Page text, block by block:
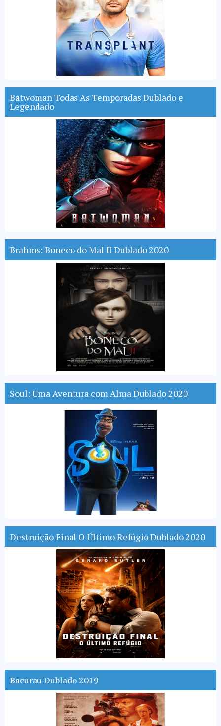
Batwoman Todas As Temporadas Dublado e
Legendado
Brahms: Boneco do Mal II Dublado 2020
Soul: Uma Aventura com Alma Dublado 2020
Destruição Final O Último Refúgio Dublado 2020
Bacurau Dublado 2019